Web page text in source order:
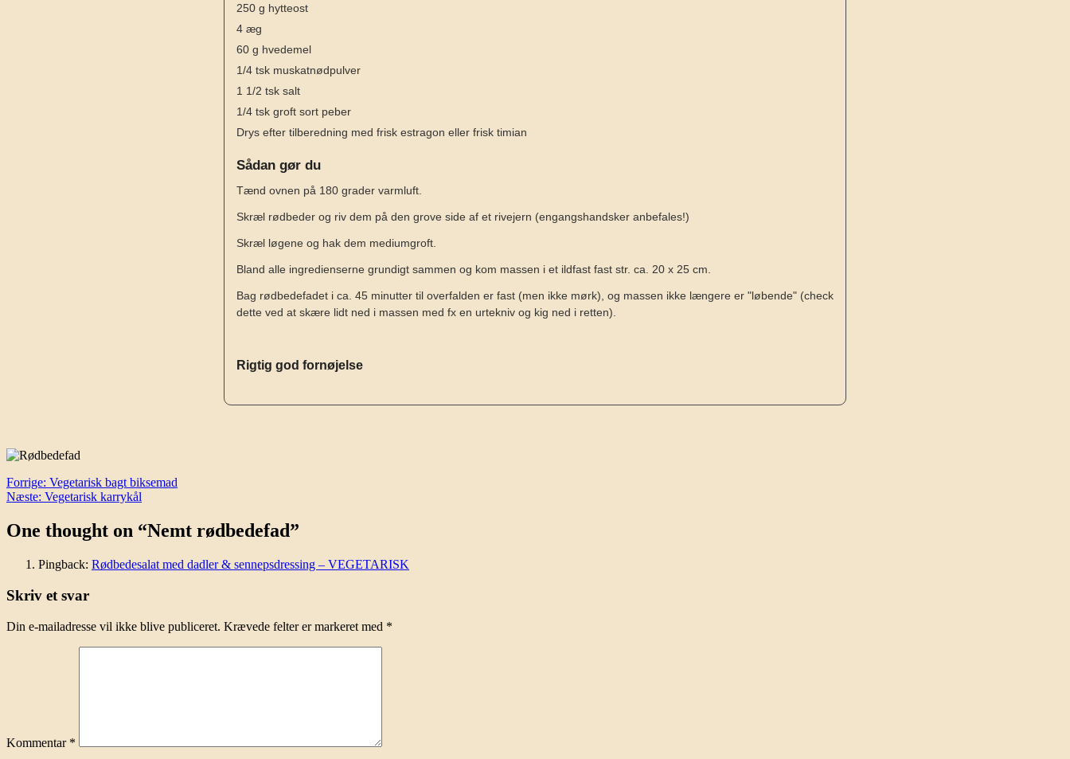
250 g hytteost
4 æg
60 g hvedemel
1/4 tsk muskatnødpulver
1 1/2 tsk salt
1/4 tsk groft sort peber
Drys efter tilberedning med frisk estragon eller frisk timian
Sådan gør du
Tænd ovnen på 180 grader varmluft.
Skræl rødbeder og riv dem på den grove side af et rivejern (engangshandsker anbefales!)
Skræl løgene og hak dem mediumgroft.
Bland alle ingredienserne grundigt sammen og kom massen i et ildfast fast str. ca. 20 x 25 cm.
Bag rødbedefadet i ca. 45 minutter til overfalden er fast (men ikke mørk), og massen ikke længere er "løbende" (check
dette ved at skære lidt ned i massen med fx en urtekniv og kig ned i retten).
Rigtig god fornøjelse
Indlægsnavigation
Forrige: Vegetarisk bagt biksemad
Næste: Vegetarisk karrykål
One thought on “Nemt rødbedefad”
Pingback: Rødbedesalat med dadler & sennepsdressing – VEGETARISK
Skriv et svar
Din e-mailadresse vil ikke blive publiceret. Krævede felter er markeret med *
Kommentar *